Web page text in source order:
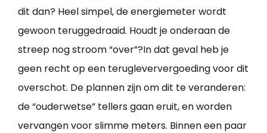
dit dan? Heel simpel, de energiemeter wordt
gewoon teruggedraaid. Houdt je onderaan de
streep nog stroom “over”?In dat geval heb je
geen recht op een terugleververgoeding voor dit
overschot. De plannen zijn om dit te veranderen:
de “ouderwetse” tellers gaan eruit, en worden
vervangen voor slimme meters. Binnen een paar